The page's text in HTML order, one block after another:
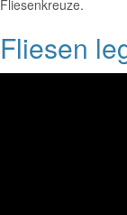
Fliesenkreuze.
Fliesen